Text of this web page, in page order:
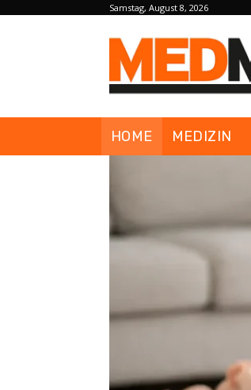
Samstag, August 8, 2026
HOME MEDIZIN